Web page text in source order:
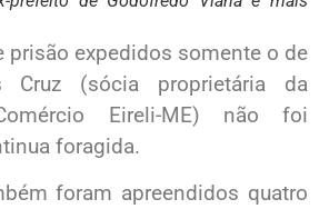
prisão expedidos somente o de
Cruz (sócia proprietária da
Eireli-ME) não foi
foragida.
foram apreendidos quatro